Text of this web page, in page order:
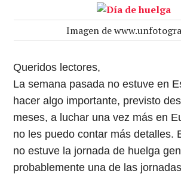
Imagen de
Queridos lectores,
La semana pasada no estuve en
hacer algo importante, previsto
meses, a luchar una vez más en
no les puedo contar más detalles.
no estuve la jornada de huelga
probablemente una de las